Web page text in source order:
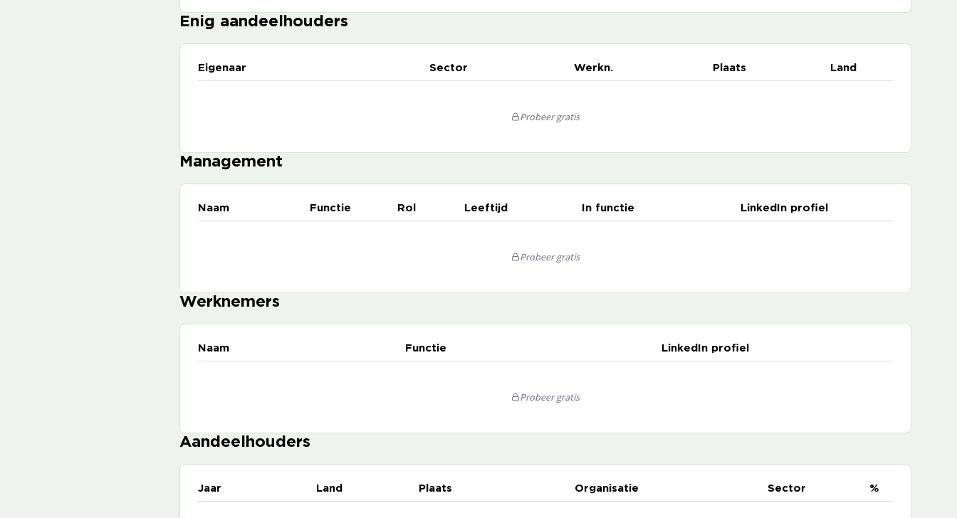
Enig aandeelhouders
Eigenaar Sector Werkn. Plaats Land
Probeer gratis
Management
Naam Functie Rol Leeftijd In functie LinkedIn profiel
Probeer gratis
Werknemers
Naam Functie LinkedIn profiel
Probeer gratis
Aandeelhouders
Jaar Land Plaats Organisatie Sector %